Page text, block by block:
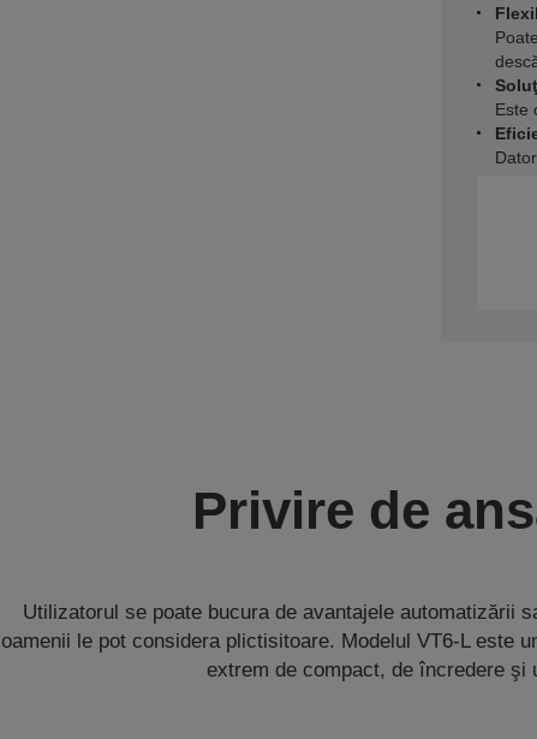
Este
Privire de
Utilizatorul se poate bucura de avantajele automatizării
oamenii le pot considera plictisitoare. Modelul VT6-L este
extrem de compact, de încredere şi